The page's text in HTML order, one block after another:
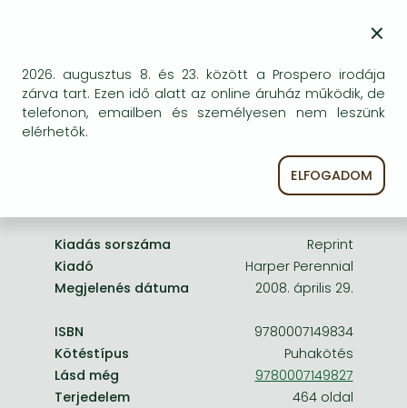
nincsen raktáron, de a kiadónál igen. Beszerzés kb. 3-
A Prosperónál jelenleg nincsen raktáron.
Kiadás sorszáma
Reprint
Kiadó
Harper Perennial
Megjelenés dátuma
2008. április 29.
ISBN
9780007149834
Kötéstípus
Puhakötés
Lásd még
9780007149827
Terjedelem
464 oldal
×
2026. augusztus 8. és 23. között a Prospero irodája
zárva tart. Ezen idő alatt az online áruház működik, de
telefonon, emailben és személyesen nem leszünk
elérhetők.
ELFOGADOM